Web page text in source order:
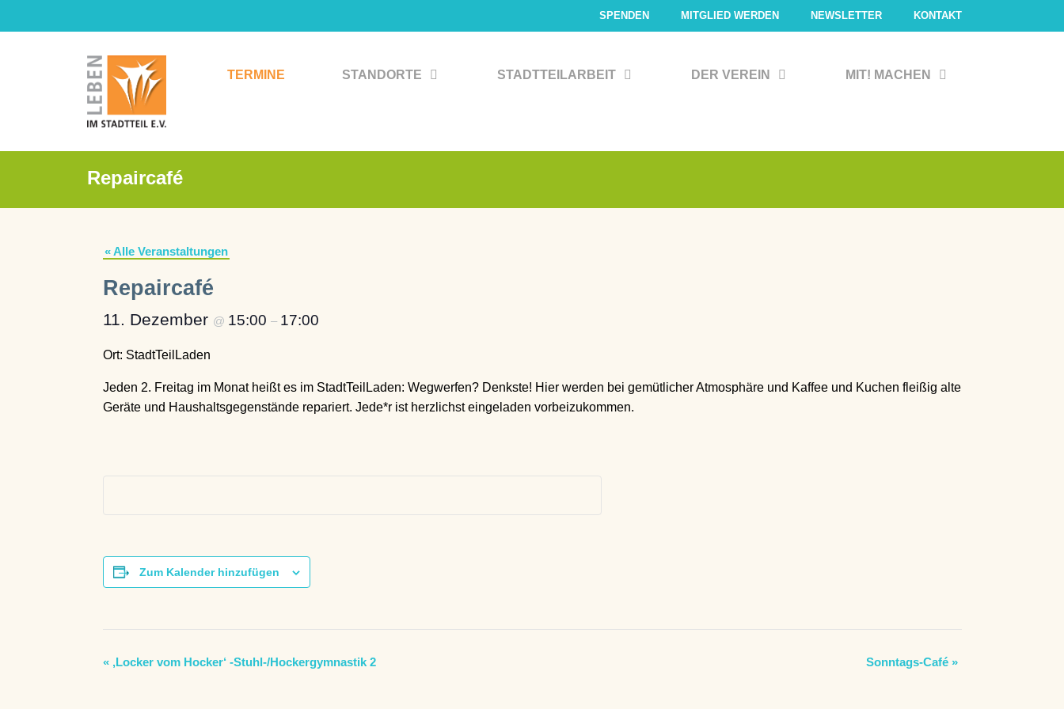
Inhalt
SPENDEN MITGLIED WERDEN NEWSLETTER KONTAKT
TERMINE STANDORTE STADTTEILARBEIT DER VEREIN MIT! MACHEN
Repaircafé
« Alle Veranstaltungen
Repaircafé
11. Dezember @ 15:00 – 17:00
Ort: StadtTeilLaden
Jeden 2. Freitag im Monat heißt es im StadtTeilLaden: Wegwerfen? Denkste! Hier werden bei gemütlicher Atmosphäre und Kaffee und Kuchen fleißig alte
Geräte und Haushaltsgegenstände repariert. Jede*r ist herzlichst eingeladen vorbeizukommen.
Zum Kalender hinzufügen
V
«‚Locker vom Hocker‘ -Stuhl-/Hockergymnastik 2 Sonntags-Café »